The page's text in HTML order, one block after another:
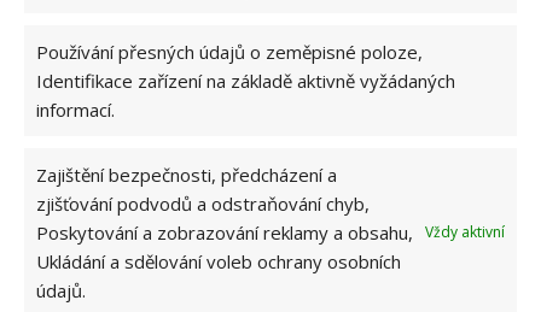
Používání přesných údajů o zeměpisné poloze,
Identifikace zařízení na základě aktivně vyžádaných
informací.
Zajištění bezpečnosti, předcházení a
zjišťování podvodů a odstraňování chyb,
Poskytování a zobrazování reklamy a obsahu,
Ukládání a sdělování voleb ochrany osobních
údajů.
Vždy aktivní
BALKON GRILOVÁNÍ POKUTA